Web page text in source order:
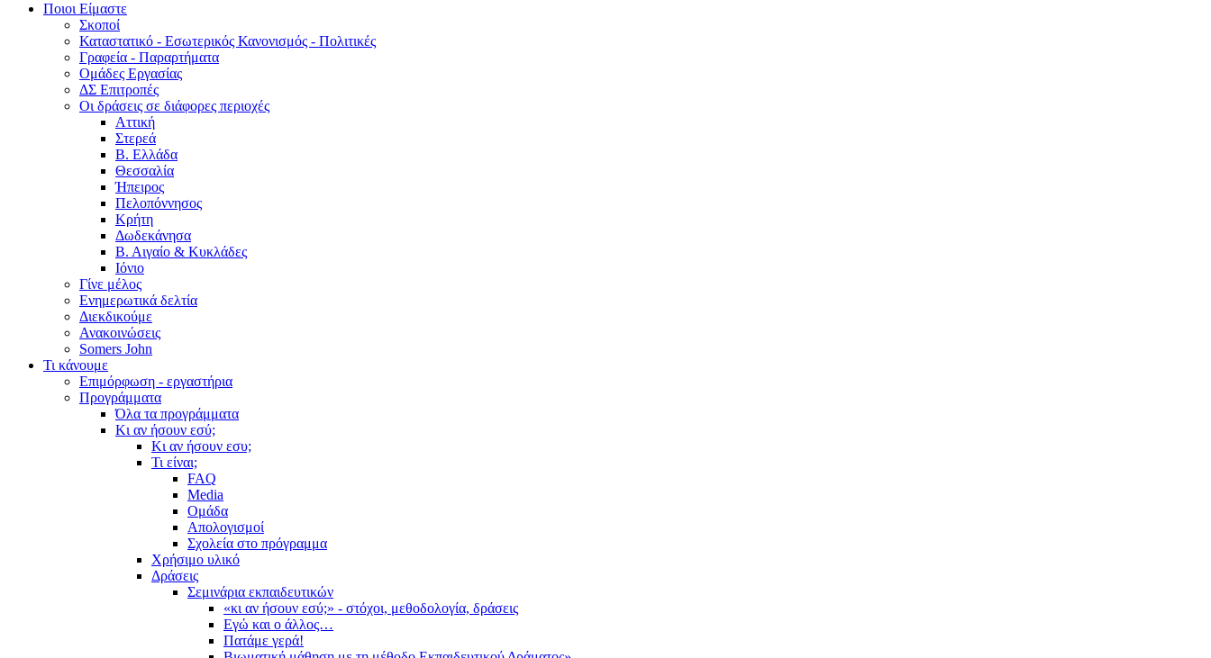
Ποιοι Είμαστε
Σκοποί
Καταστατικό - Εσωτερικός Κανονισμός - Πολιτικές
Γραφεία - Παραρτήματα
Ομάδες Εργασίας
ΔΣ Επιτροπές
Οι δράσεις σε διάφορες περιοχές
Αττική
Στερεά
Β. Ελλάδα
Θεσσαλία
Ήπειρος
Πελοπόννησος
Κρήτη
Δωδεκάνησα
Β. Αιγαίο & Κυκλάδες
Ιόνιο
Γίνε μέλος
Ενημερωτικά δελτία
Διεκδικούμε
Ανακοινώσεις
Somers John
Τι κάνουμε
Επιμόρφωση - εργαστήρια
Προγράμματα
Όλα τα προγράμματα
Κι αν ήσουν εσύ;
Κι αν ήσουν εσυ;
Τι είναι;
FAQ
Media
Ομάδα
Απολογισμοί
Σχολεία στο πρόγραμμα
Χρήσιμο υλικό
Δράσεις
Σεμινάρια εκπαιδευτικών
«κι αν ήσουν εσύ;» - στόχοι, μεθοδολογία, δράσεις
Εγώ και ο άλλος…
Πατάμε γερά!